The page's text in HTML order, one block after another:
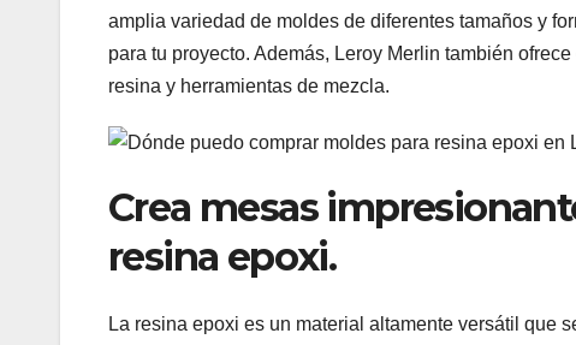
amplia variedad de moldes de diferentes tamaños y
para tu proyecto. Además, Leroy Merlin también
resina y herramientas de mezcla.
Crea mesas
resina epoxi.
La resina epoxi es un material altamente versátil que